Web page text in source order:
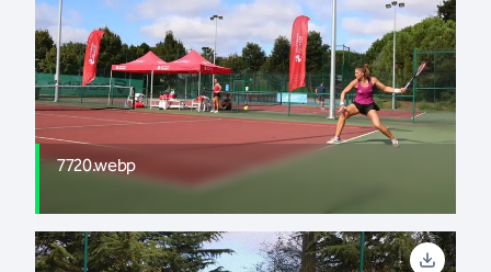
7720.webp